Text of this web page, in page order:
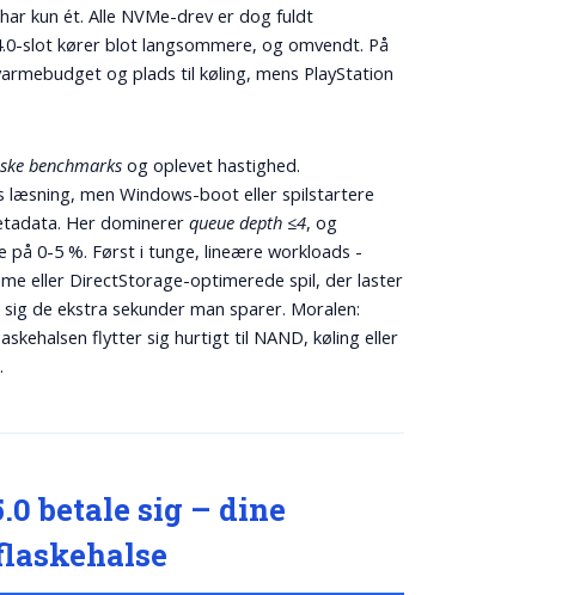
kun ét. Alle NVMe-drev er dog fuldt
slot kører blot langsommere, og omvendt. På
og plads til køling, mens PlayStation
benchmarks og oplevet hastighed.
læsning, men Windows-boot eller spilstartere
Her dominererqueue depth ≤4, og
på 0-5 %. Først i tunge, lineære workloads -
eller DirectStorage-optimerede spil, der laster
de ekstra sekunder man sparer. Moralen:
flytter sig hurtigt til NAND, køling eller
betale sig – dine